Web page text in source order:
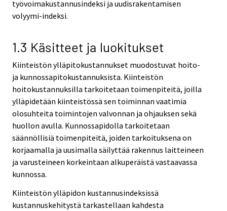
työvoimakustannusindeksi ja uudisrakentamisen
volyymi-indeksi.
1.3 Käsitteet ja luokitukset
Kiinteistön ylläpitokustannukset muodostuvat hoito-
ja kunnossapitokustannuksista. Kiinteistön
hoitokustannuksilla tarkoitetaan toimenpiteitä, joilla
ylläpidetään kiinteistössä sen toiminnan vaatimia
olosuhteita toimintojen valvonnan ja ohjauksen sekä
huollon avulla. Kunnossapidolla tarkoitetaan
säännöllisiä toimenpiteitä, joiden tarkoituksena on
korjaamalla ja uusimalla säilyttää rakennus laitteineen
ja varusteineen korkeintaan alkuperäistä vastaavassa
kunnossa.
Kiinteistön ylläpidon kustannusindeksissä
kustannuskehitystä tarkastellaan kahdesta